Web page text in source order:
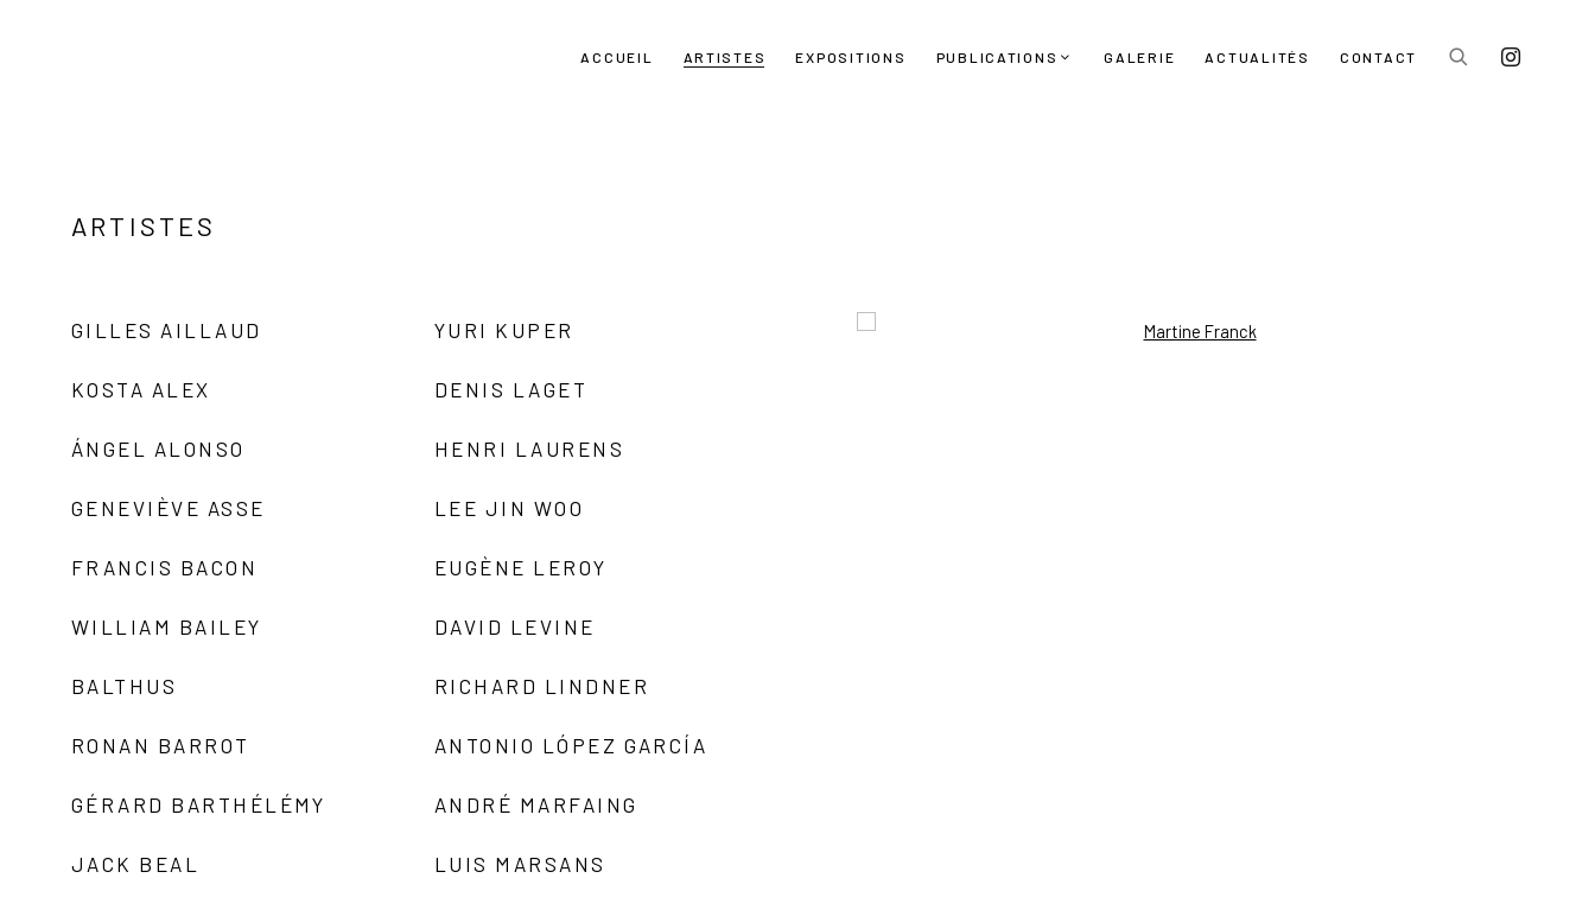
ACCUEIL ARTISTES EXPOSITIONS PUBLICATIONS GALERIE ACTUALITÉS CONTACT
ARTISTES
GILLES AILLAUD
KOSTA ALEX
ÁNGEL ALONSO
GENEVIÈVE ASSE
FRANCIS BACON
WILLIAM BAILEY
BALTHUS
RONAN BARROT
GÉRARD BARTHÉLÉMY
JACK BEAL
YURI KUPER
DENIS LAGET
HENRI LAURENS
LEE JIN WOO
EUGÈNE LEROY
DAVID LEVINE
RICHARD LINDNER
ANTONIO LÓPEZ GARCÍA
ANDRÉ MARFAING
LUIS MARSANS